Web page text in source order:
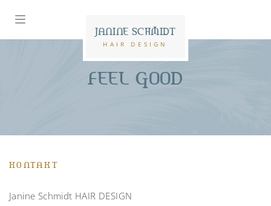
JANINE SCHMIDT
HAIR DESIGN
FEEL GOOD
KONTAKT
Janine Schmidt HAIR DESIGN